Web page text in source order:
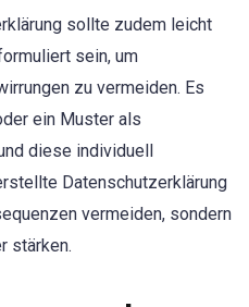
sollte zudem leicht
sein, um
zu vermeiden. Es
ein Muster als
diese individuell
Datenschutzerklärung
vermeiden, sondern
stärken.